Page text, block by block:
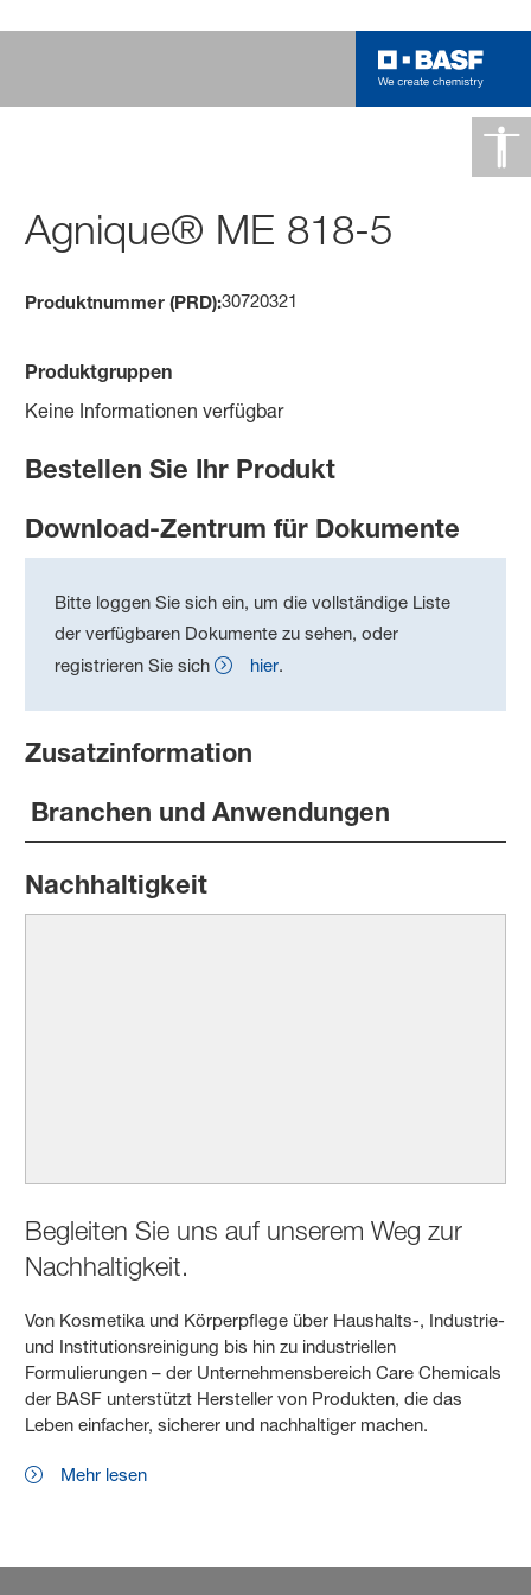
Agnique® ME 818-5
Produktnummer (PRD):30720321
Produktgruppen
Keine Informationen verfügbar
Bestellen Sie Ihr Produkt
Download-Zentrum für Dokumente
Bitte loggen Sie sich ein, um die vollständige Liste
der verfügbaren Dokumente zu sehen, oder
registrieren Sie sich
hier.
Zusatzinformation
Branchen und Anwendungen
Nachhaltigkeit
Begleiten Sie uns auf unserem Weg zur
Nachhaltigkeit.
Von Kosmetika und Körperpflege über Haushalts-, Industrie-
und Institutionsreinigung bis hin zu industriellen
Formulierungen – der Unternehmensbereich Care Chemicals
der BASF unterstützt Hersteller von Produkten, die das
Leben einfacher, sicherer und nachhaltiger machen.
Mehr lesen